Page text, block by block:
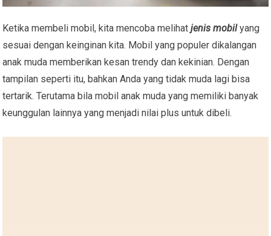
Ketika membeli mobil, kita mencoba melihatjenis mobilyang
sesuai dengan keinginan kita. Mobil yang populer dikalangan
anak muda memberikan kesan trendy dan kekinian. Dengan
tampilan seperti itu, bahkan Anda yang tidak muda lagi bisa
tertarik. Terutama bila mobil anak muda yang memiliki banyak
keunggulan lainnya yang menjadi nilai plus untuk dibeli.